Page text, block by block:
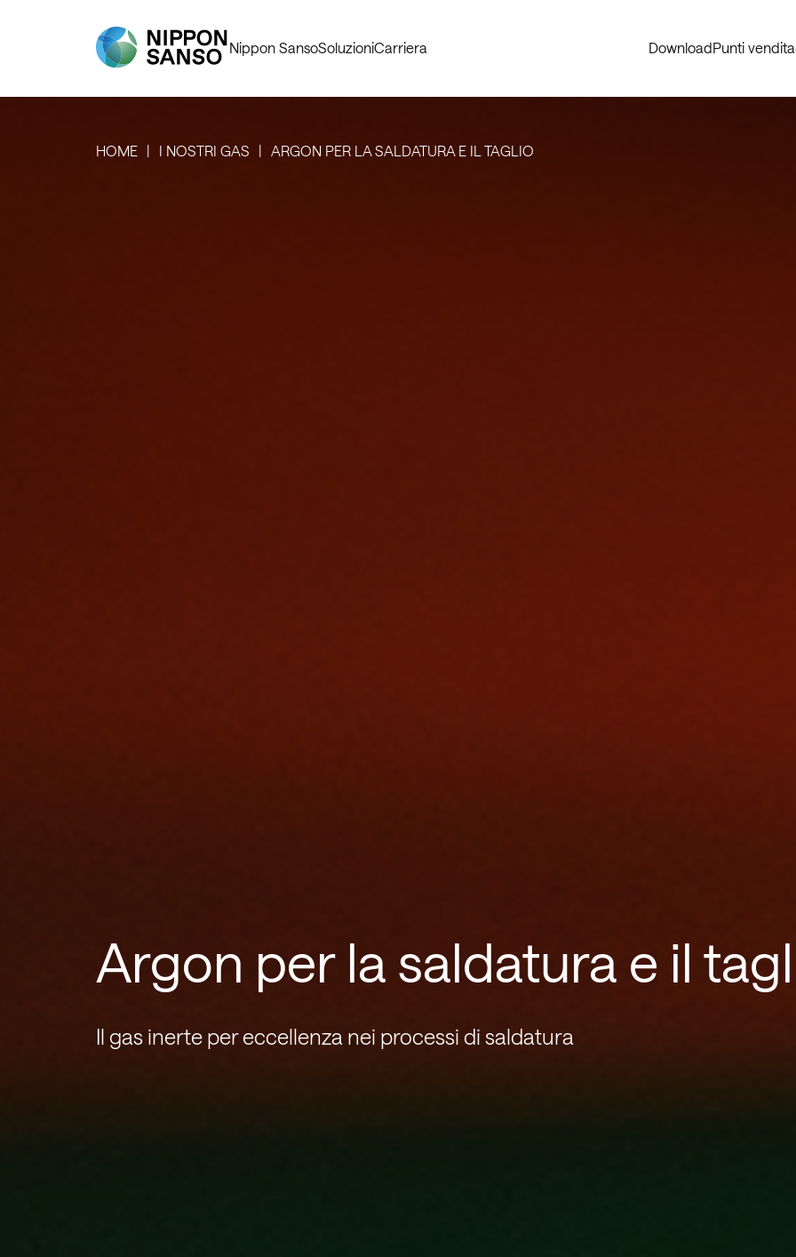
Nippon SansoSoluzioniCarriera DownloadPunti vendita
HOME I NOSTRI GAS ARGON PER LA SALDATURA E IL TAGLIO
Argon per la saldatura e il
Il gas inerte per eccellenza nei processi di saldatura